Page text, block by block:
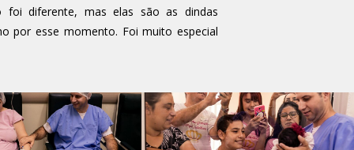
diferente, mas elas são as dindas
por esse momento. Foi muito especial